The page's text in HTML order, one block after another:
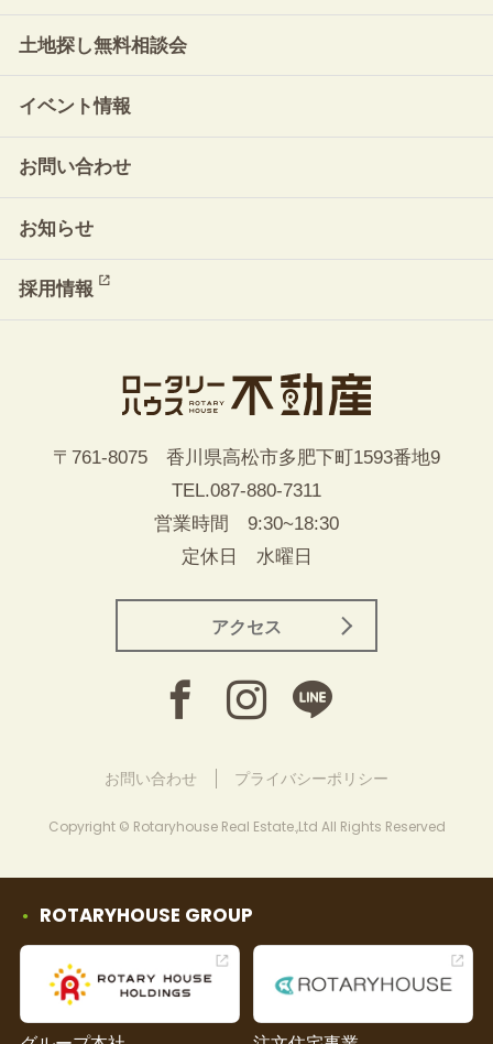
土地探し無料相談会
イベント情報
お問い合わせ
お知らせ
採用情報
〒761-8075 香川県高松市多肥下町1593番地9
TEL.087-880-7311
営業時間 9:30~18:30
定休日 水曜日
アクセス
お問い合わせ プライバシーポリシー
Copyright © Rotaryhouse Real Estate.,Ltd All Rights Reserved
ROTARYHOUSE GROUP